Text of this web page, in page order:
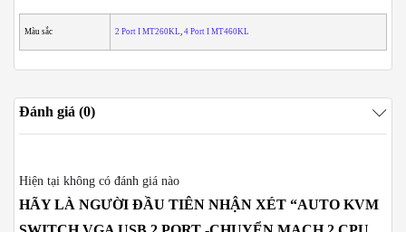
Màu sắc 2 Port I MT260KL, 4 Port I MT460KL
Đánh giá (0)
Hiện tại không có đánh giá nào
HÃY LÀ NGƯỜI ĐẦU TIÊN NHẬN XÉT “AUTO KVM